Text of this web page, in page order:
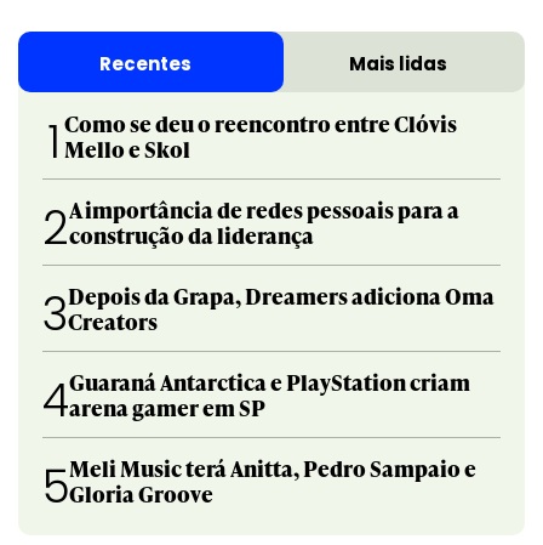
Recentes Mais lidas
1 Como se deu o reencontro entre Clóvis
Mello e Skol
2A importância de redes pessoais para a
construção da liderança
3Depois da Grapa, Dreamers adiciona Oma
Creators
4Guaraná Antarctica e PlayStation criam
arena gamer em SP
5Meli Music terá Anitta, Pedro Sampaio e
Gloria Groove